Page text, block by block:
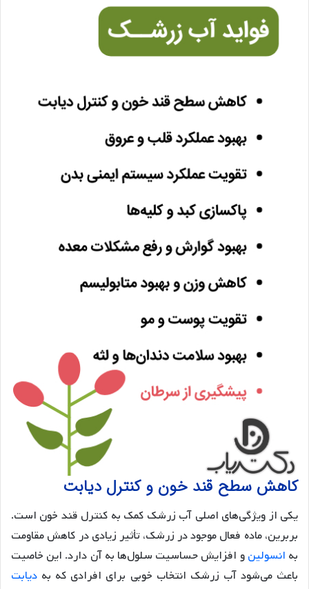
کاهش سطح قند خون و کنترل دیابت
یکی از ویژگی‌های اصلی آب زرشک کمک به کنترل قند خون است.
بربرین، ماده فعال موجود در زرشک، تأثیر زیادی در کاهش مقاومت
به انسولینو افزایش حساسیت سلول‌ها به آن دارد. این خاصیت
باعث می‌شود آب زرشک انتخاب خوبی برای افرادی که به دیابت